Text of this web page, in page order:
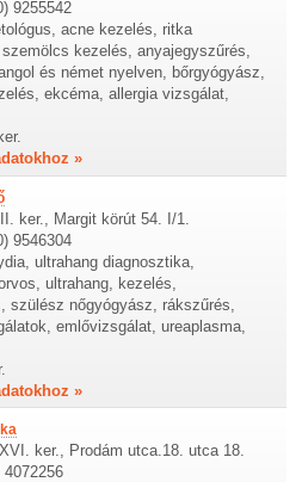
9255542
acne kezelés, ritka
szemölcs kezelés, anyajegyszűrés,
és német nyelven, bőrgyógyász,
ekcéma, allergia vizsgálat,
»
ker., Margit körút 54. I/1.
9546304
ultrahang diagnosztika,
ultrahang, kezelés,
szülész nőgyógyász, rákszűrés,
emlővizsgálat, ureaplasma,
»
ker., Prodám utca.18. utca 18.
4072256